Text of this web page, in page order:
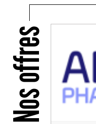
Nos offres